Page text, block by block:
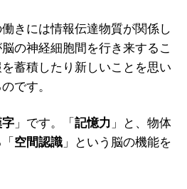
きには情報伝達物質が関係し
の神経細胞間を行き来するこ
蓄積したり新しいことを思い
です。
」です。「 記憶力 」と、物体
空間認識」という脳の機能を